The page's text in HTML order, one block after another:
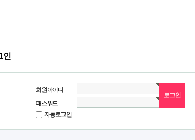
인
회원아이디
패스워드
자동로그인